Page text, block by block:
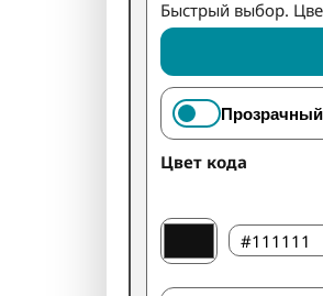
Быстрый выбор.
Цвет кода